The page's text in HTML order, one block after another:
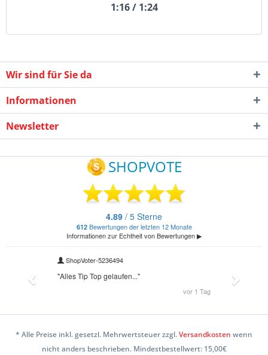
1:16 / 1:24
Wir sind für Sie da
Informationen
Newsletter
* Alle Preise inkl. gesetzl. Mehrwertsteuer zzgl.Versandkosten wenn
nicht anders beschrieben. Mindestbestellwert: 15,00€